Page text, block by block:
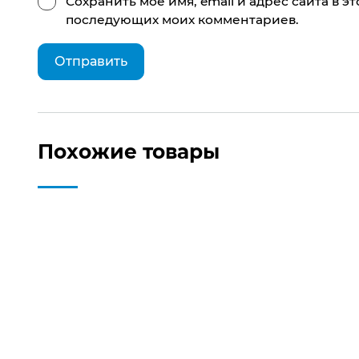
последующих моих комментариев.
Похожие товары